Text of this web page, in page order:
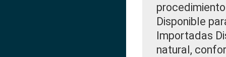
Disponible
Importadas
natural,